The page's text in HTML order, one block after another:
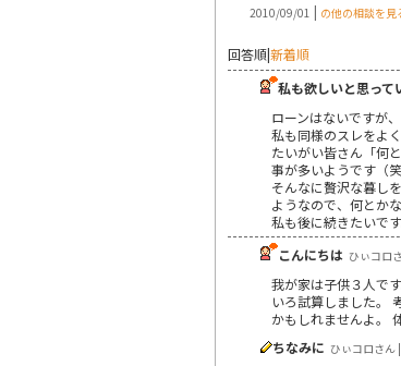
2010/09/01 | の他の相談を見
回答順|新着順
私も欲しいと思って
ローンはないですが
私も同様のスレをよ
たいがい皆さん「何
事が多いようです（笑
そんなに贅沢な暮し
ようなので、何とか
私も後に続きたいです
こんにちは ひぃコロ
我が家は子供３人で
いろ試算しました。
かもしれませんよ。
ちなみに ひぃコロさん